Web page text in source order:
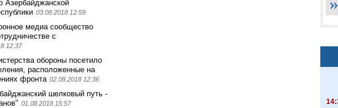
Азербайджанской
03.08.2018 12:59
медиа сообщество
с
12:37
обороны посетило
расположенные на
фронта 02.08.2018 12:36
шелковый путь -
01.08.2018 15:57